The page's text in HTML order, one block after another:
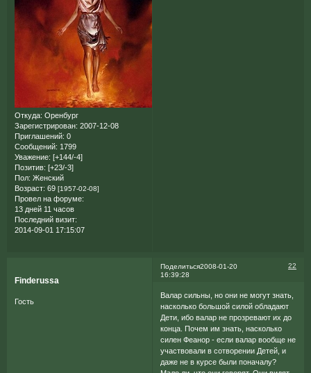
Откуда: Оренбург
Зарегистрирован: 2007-12-08
Приглашений: 0
Сообщений: 1799
Уважение: [+144/-4]
Позитив: [+23/-3]
Пол: Женский
Возраст: 69 [1957-02-08]
Провел на форуме:
13 дней 11 часов
Последний визит:
2014-09-01 17:15:07
Поделиться 22
2008-01-20
16:39:28
Finderussa
Гость
Валар сильны, но они не могут знать,
насколько большой силой обладают
Дети, ибо валар не прозревают их до
конца. Почем им знать, насколько
силен Феанор - если валар вообще не
участвовали в сотворении Детей, и
даже не в курсе были поначалу?